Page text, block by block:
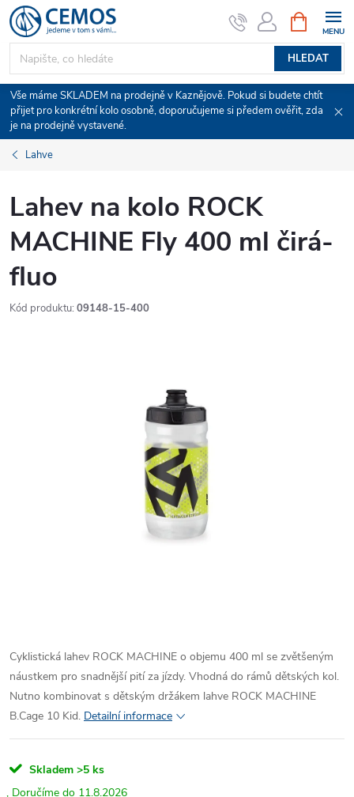
Přejít
na
obsah
HLEDAT
NÁKUPNÍ
KOŠÍK
Vše máme SKLADEM na prodejně v Kaznějově. Pokud si budete chtít
přijet pro konkrétní kolo osobně, doporučujeme si předem ověřit, zda
je na prodejně vystavené.
Lahve
Lahev na kolo ROCK
MACHINE Fly 400 ml čirá-
fluo
Kód produktu: 09148-15-400
Cyklistická lahev ROCK MACHINE o objemu 400 ml se zvětšeným
náustkem pro snadnější pití za jízdy. Vhodná do rámů dětských kol.
Nutno kombinovat s dětským držákem lahve ROCK MACHINE
B.Cage 10 Kid. Detailní informace
Skladem >5 ks
11.8.2026